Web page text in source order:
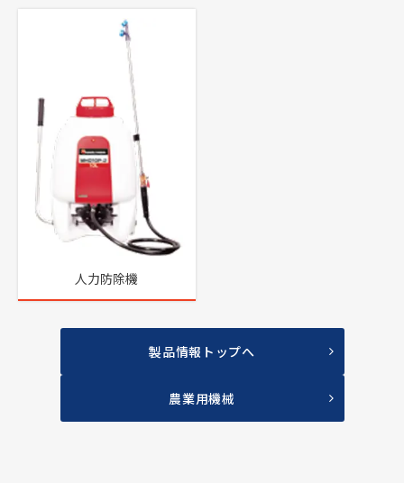
人力防除機
製品情報トップへ
農業用機械